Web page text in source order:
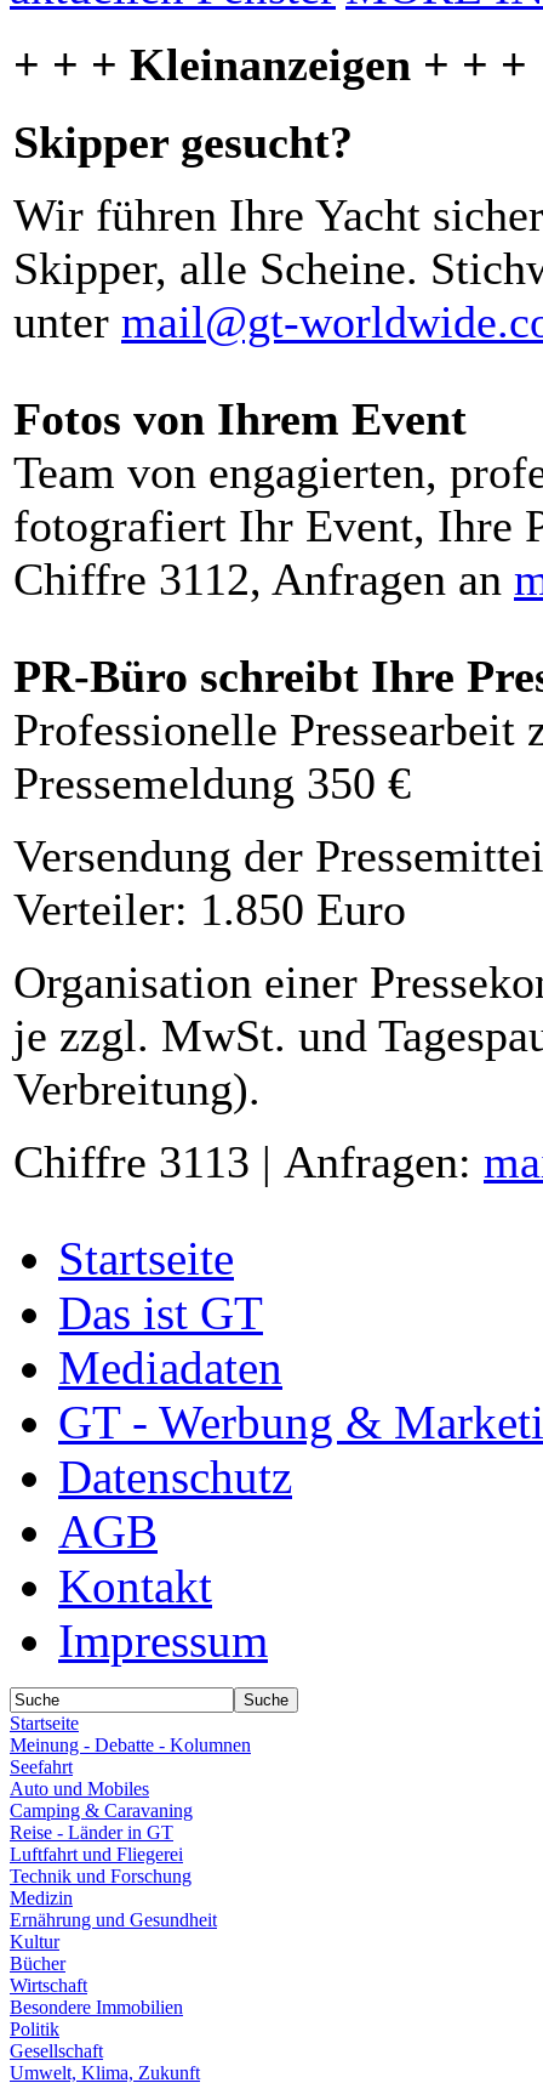
+ + + Kleinanzeigen + + +
Skipper gesucht?
Wir führen Ihre Yacht
Skipper, alle Scheine.
unter mail@gt-
Fotos von Ihrem Event
Team von engagierten,
fotografiert Ihr Event, Ihre
Chiffre 3112, Anfragen an
PR-Büro schreibt Ihre
Professionelle Pressearbeit
Pressemeldung 350 €
Versendung der
Verteiler: 1.850 Euro
Organisation einer
je zzgl. MwSt. und
Verbreitung).
Chiffre 3113 | Anfragen:
Startseite
Das ist GT
Mediadaten
GT - Werbung &
Datenschutz
AGB
Kontakt
Impressum
Startseite
Meinung - Debatte - Kolumnen
Seefahrt
Auto und Mobiles
Camping & Caravaning
Reise - Länder in GT
Luftfahrt und Fliegerei
Technik und Forschung
Medizin
Ernährung und Gesundheit
Kultur
Bücher
Wirtschaft
Besondere Immobilien
Politik
Gesellschaft
Umwelt, Klima, Zukunft